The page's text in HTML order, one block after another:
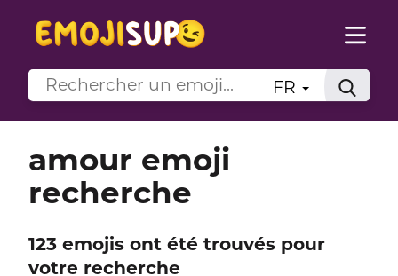
FR
amour emoji
recherche
123 emojis ont été trouvés pour
votre recherche